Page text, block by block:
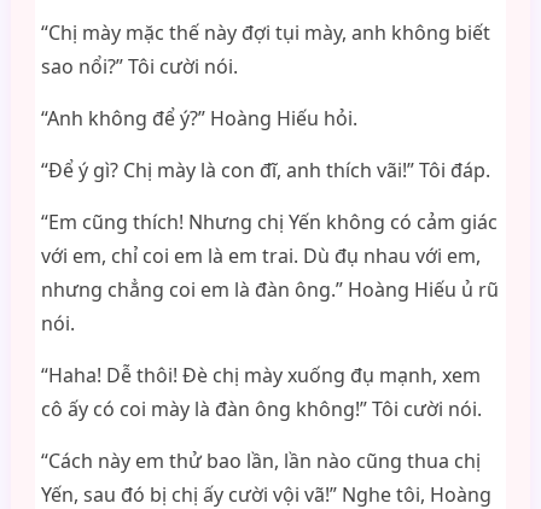
“Chị mày mặc thế này đợi tụi mày, anh không biết
sao nổi?” Tôi cười nói.
“Anh không để ý?” Hoàng Hiếu hỏi.
“Để ý gì? Chị mày là con đĩ, anh thích vãi!” Tôi đáp.
“Em cũng thích! Nhưng chị Yến không có cảm giác
với em, chỉ coi em là em trai. Dù đụ nhau với em,
nhưng chẳng coi em là đàn ông.” Hoàng Hiếu ủ rũ
nói.
“Haha! Dễ thôi! Đè chị mày xuống đụ mạnh, xem
cô ấy có coi mày là đàn ông không!” Tôi cười nói.
“Cách này em thử bao lần, lần nào cũng thua chị
Yến, sau đó bị chị ấy cười vội vã!” Nghe tôi, Hoàng